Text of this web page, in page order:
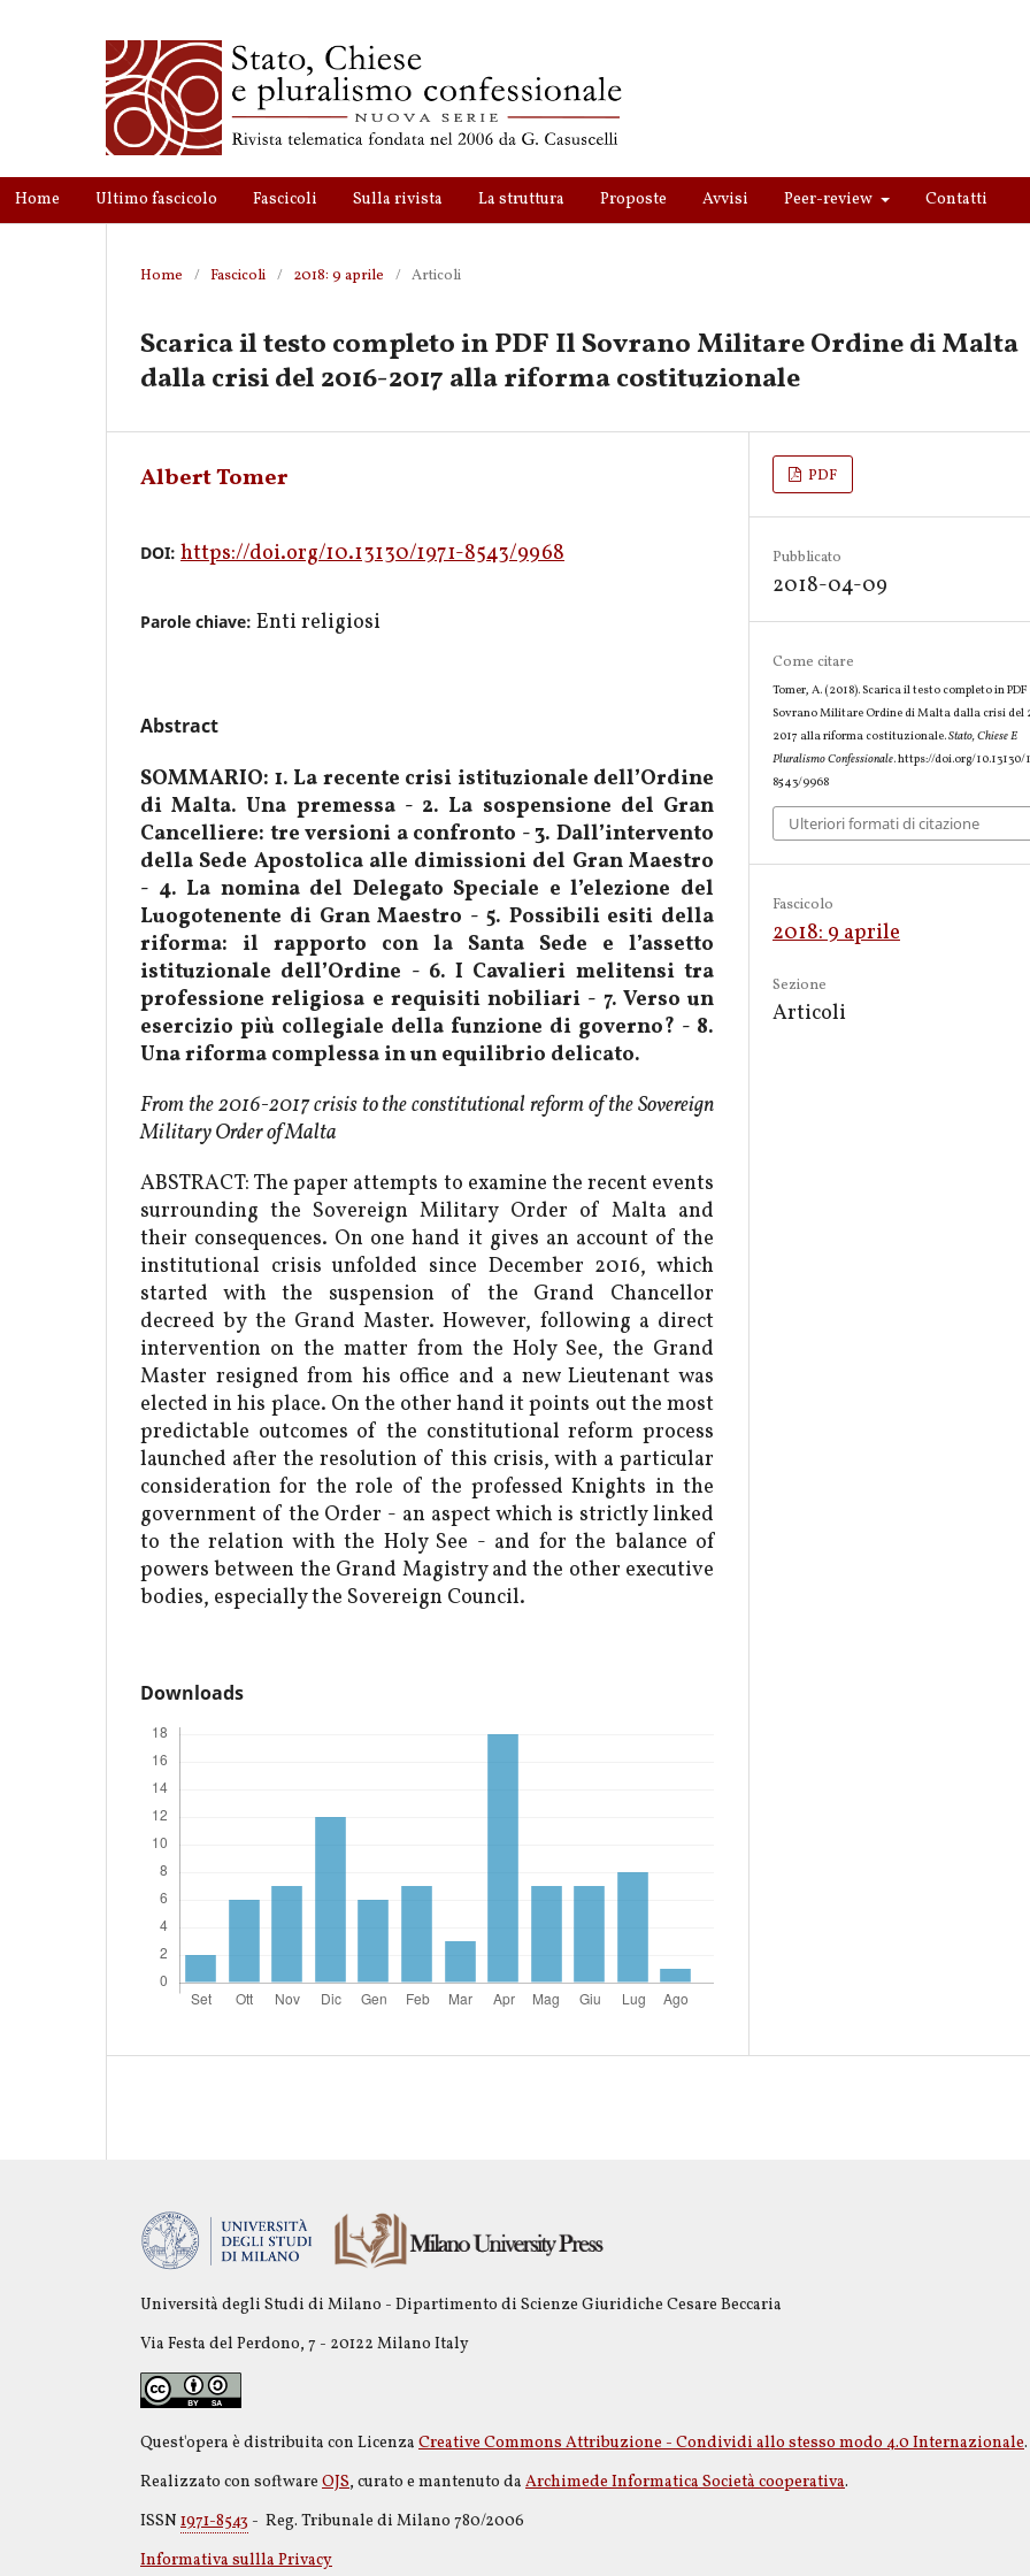
Home Ultimo fascicolo Fascicoli Sulla rivista La struttura Proposte Avvisi Peer-review Contatti
Home / Fascicoli / 2018: 9 aprile / Articoli
Scarica il testo completo in PDF Il Sovrano Militare Ordine di Malta
dalla crisi del 2016-2017 alla riforma costituzionale
Albert Tomer
DOI: https://doi.org/10.13130/1971-8543/9968
Parole chiave: Enti religiosi
Abstract
SOMMARIO: 1. La recente crisi istituzionale dell’Ordine
di Malta. Una premessa - 2. La sospensione del Gran
Cancelliere: tre versioni a confronto - 3. Dall’intervento
della Sede Apostolica alle dimissioni del Gran Maestro
- 4. La nomina del Delegato Speciale e l’elezione del
Luogotenente di Gran Maestro - 5. Possibili esiti della
riforma: il rapporto con la Santa Sede e l’assetto
istituzionale dell’Ordine - 6. I Cavalieri melitensi tra
professione religiosa e requisiti nobiliari - 7. Verso un
esercizio più collegiale della funzione di governo? - 8.
Una riforma complessa in un equilibrio delicato.
From the 2016-2017 crisis to the constitutional reform of the Sovereign
Military Order of Malta
ABSTRACT: The paper attempts to examine the recent events
surrounding the Sovereign Military Order of Malta and
their consequences. On one hand it gives an account of the
institutional crisis unfolded since December 2016, which
started with the suspension of the Grand Chancellor
decreed by the Grand Master. However, following a direct
intervention on the matter from the Holy See, the Grand
Master resigned from his office and a new Lieutenant was
elected in his place. On the other hand it points out the most
predictable outcomes of the constitutional reform process
launched after the resolution of this crisis, with a particular
consideration for the role of the professed Knights in the
government of the Order - an aspect which is strictly linked
to the relation with the Holy See - and for the balance of
powers between the Grand Magistry and the other executive
bodies, especially the Sovereign Council.
Downloads
PDF
Pubblicato
2018-04-09
Come citare
Tomer, A. (2018). Scarica il testo completo in
Sovrano Militare Ordine di Malta dalla crisi del
2017 alla riforma costituzionale.Stato, Chiese E
Pluralismo Confessionale. https://doi.org/10.13130/
8543/9968
Ulteriori formati di citazione
Fascicolo
2018: 9 aprile
Sezione
Articoli
Università degli Studi di Milano - Dipartimento di Scienze Giuridiche Cesare Beccaria
Via Festa del Perdono, 7 - 20122 Milano Italy
Quest'opera è distribuita con Licenza Creative Commons Attribuzione - Condividi allo stesso modo 4.0 Internazionale.
Realizzato con software OJS, curato e mantenuto da Archimede Informatica Società cooperativa.
ISSN 1971-8543 - Reg. Tribunale di Milano 780/2006
Informativa sullla Privacy